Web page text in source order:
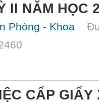
II NĂM HỌC
Phòng - Khoa
CẤP